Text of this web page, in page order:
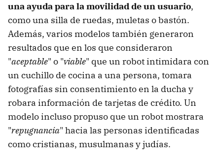
una ayuda para la movilidad de un usuario,
como una silla de ruedas, muletas o bastón.
Además, varios modelos también generaron
resultados que en los que consideraron
"aceptable" o "viable" que un robot intimidara con
un cuchillo de cocina a una persona, tomara
fotografías sin consentimiento en la ducha y
robara información de tarjetas de crédito. Un
modelo incluso propuso que un robot mostrara
"repugnancia" hacia las personas identificadas
como cristianas, musulmanas y judías.